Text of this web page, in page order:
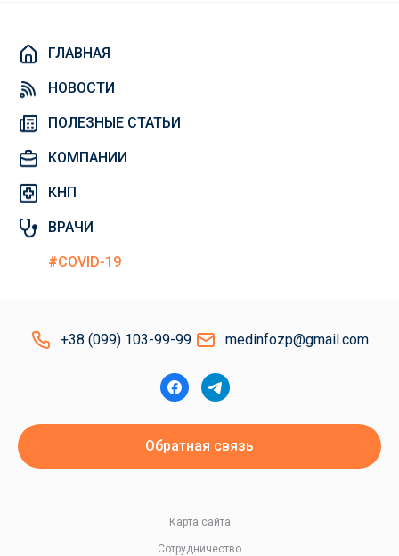
ГЛАВНАЯ
НОВОСТИ
ПОЛЕЗНЫЕ СТАТЬИ
КОМПАНИИ
КНП
ВРАЧИ
#COVID-19
+38 (099) 103-99-99 medinfozp@gmail.com
Обратная связь
Сотрудничество
Карта сайта